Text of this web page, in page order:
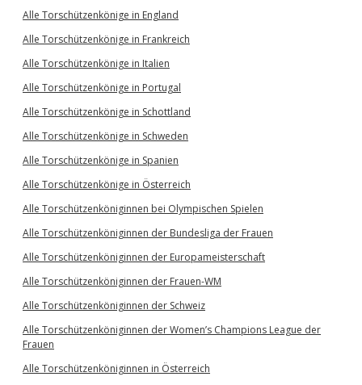
Alle Torschützenkönige in England
Alle Torschützenkönige in Frankreich
Alle Torschützenkönige in Italien
Alle Torschützenkönige in Portugal
Alle Torschützenkönige in Schottland
Alle Torschützenkönige in Schweden
Alle Torschützenkönige in Spanien
Alle Torschützenkönige in Österreich
Alle Torschützenköniginnen bei Olympischen Spielen
Alle Torschützenköniginnen der Bundesliga der Frauen
Alle Torschützenköniginnen der Europameisterschaft
Alle Torschützenköniginnen der Frauen-WM
Alle Torschützenköniginnen der Schweiz
Alle Torschützenköniginnen der Women’s Champions League der
Frauen
Alle Torschützenköniginnen in Österreich